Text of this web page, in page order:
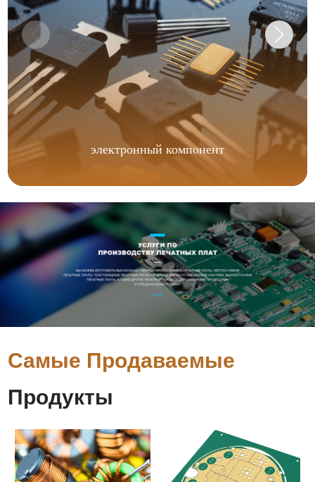
электронный компонент
Самые Продаваемые
Продукты